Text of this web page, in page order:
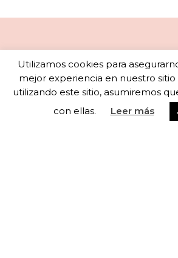
Subscribete a nuestra
Utilizamos cookies para
mejor experiencia en nuestro sitio
utilizando este sitio, asumiremos
con ellas.
Leer más